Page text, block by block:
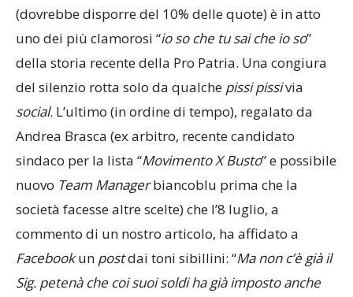
(dovrebbe disporre del 10% delle quote) è in atto
uno dei più clamorosi “io so che tu sai che io so”
della storia recente della Pro Patria. Una congiura
del silenzio rotta solo da qualche pissi pissivia
social. L’ultimo (in ordine di tempo), regalato da
Andrea Brasca (ex arbitro, recente candidato
sindaco per la lista “MovimentoX Busto” e possibile
nuovo Team Managerbiancoblu prima che la
società facesse altre scelte) che l’8 luglio, a
commento di un nostro articolo, ha affidato a
Facebookun postdai toni sibillini: “Ma non c’è già il
Sig. petenà che coi suoi soldi ha già imposto anche